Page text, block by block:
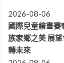
2026-08-06
國際兒童繪畫
族家鄉之美 展
轉未來